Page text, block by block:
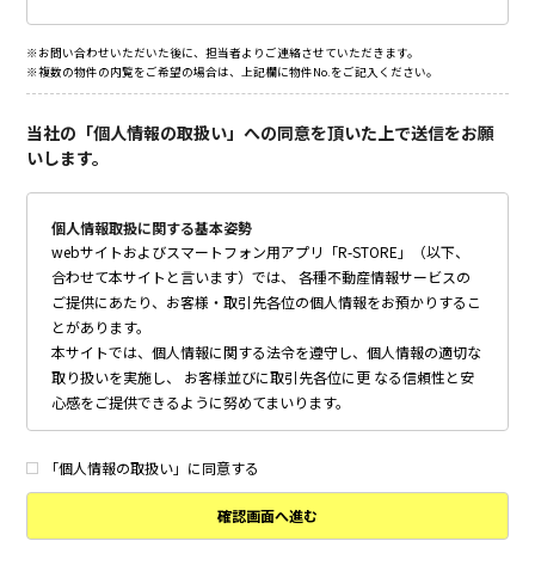
※お問い合わせいただいた後に、担当者よりご連絡させていただきます。
※複数の物件の内覧をご希望の場合は、上記欄に物件No.をご記入ください。
当社の「個人情報の取扱い」への同意を頂いた上で送信をお願
いします。
個人情報取扱に関する基本姿勢
webサイトおよびスマートフォン用アプリ「R-STORE」（以下、
合わせて本サイトと言います）では、 各種不動産情報サービスの
ご提供にあたり、お客様・取引先各位の個人情報をお預かりするこ
とがあります。
本サイトでは、個人情報に関する法令を遵守し、個人情報の適切な
取り扱いを実施し、 お客様並びに取引先各位に更 なる信頼性と安
心感をご提供できるように努めてまいります。
個人情報の取得について
本サイトは、偽りその他不正の手段によらず適正に個人情報を取得
以下に定めのない目的で個人情報を利用する場合、あらかじめご本
「個人情報の取扱い」に同意する
確認画面へ進む